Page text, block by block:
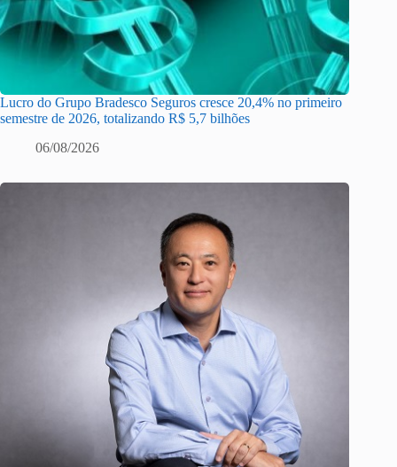
Lucro do Grupo Bradesco Seguros cresce 20,4% no primeiro
semestre de 2026, totalizando R$ 5,7 bilhões
06/08/2026